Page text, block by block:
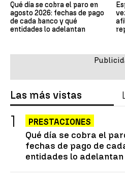
Qué día se cobra el paro en
agosto 2026: fechas de pago
de cada banco y qué
entidades lo adelantan
Las más vistas
PRESTACIONES
Qué día se cobra el
fechas de pago de
entidades lo adelantan